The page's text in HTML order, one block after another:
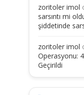
zoritoler imol
sarsıntı mi
şiddetinde
zoritoler imol
Operasyonu:
Geçirildi